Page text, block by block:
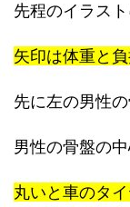
先程のイラス
矢印は体重と
先に左の男性
男性の骨盤の中
丸いと車のタ